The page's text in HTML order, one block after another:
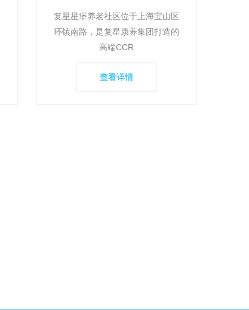
复星星堡养老社区位于上海宝山区
环镇南路，是复星康养集团打造的
高端CCR
查看详情